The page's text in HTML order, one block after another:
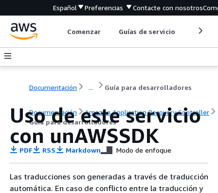
Español Preferencias Contacte con nosotros
Comenzar Guías de servicio
Documentación ... Guía para desarrolladores
Documentación
Amazon Application Recovery Controller
Guía para desarrolladores
Uso de este servicio
con unAWSSDK
PDF RSS Markdown Modo de enfoque
Las traducciones son generadas a través de traducción
automática. En caso de conflicto entre la traducción y